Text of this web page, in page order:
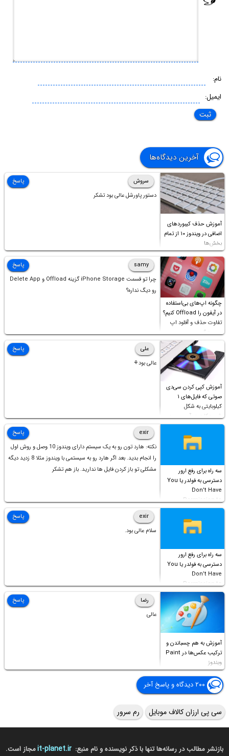
نام:
ایمیل:
آخرین دیدگاه‌ها
آموزش حذف کیبوردهای
اضافی در ویندوز ۱۰ از تمام
بخش‌ها
سروش
دستور پاورشل عالی بود تشکر
پاسخ
چگونه اپ‌های بی‌استفاده
در آیفون را Offload کنیم؟
تفاوت حذف و آفلود اپ
چیست؟
samy
چرا تو قسمت iPhone Storage گزینه Offload و Delete App
رو دیگ نداره؟
پاسخ
آموزش کپی کردن سی‌دی
صوتی که فایل‌های ۱
کیلوبایتی به شکل
شورت‌کات در آن موجود
است!
علی
عالی بود⚘
پاسخ
سه راه برای رفع ارور
دسترسی به فولدر یا You
Don’t Have
Permission to
Access this folder
exir
نکته: هارد تون رو به یک سیستم دارای ویندوز 10 وصل و روش اول
را انجام بدید. بعد اگر هارد رو به سیستمی با ویندوز مثلا 8 زدید دیگه
مشکلی تو باز کردن فایل ها ندارید. باز هم تشکر
پاسخ
سه راه برای رفع ارور
دسترسی به فولدر یا You
Don’t Have
Permission to
Access this folder
exir
سلام عالی بود.
پاسخ
آموزش به هم چسباندن و
ترکیب عکس‌ها در Paint
ویندوز
رضا
عالی
پاسخ
۲۰۰ دیدگاه و پاسخ آخر
سی پی ارزان کالاف موبایل رم سرور
بازنشر مطالب در رسانه‌ها تنها با ذکر نویسنده و نام منبع: it-planet.irمجاز است.